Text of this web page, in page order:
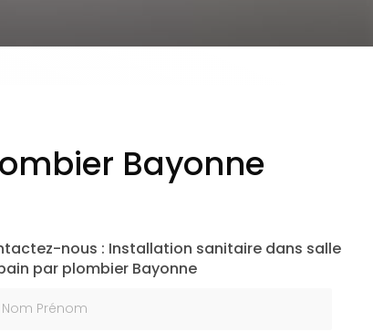
Bayonne
nous : Installation sanitaire dans salle
par plombier Bayonne